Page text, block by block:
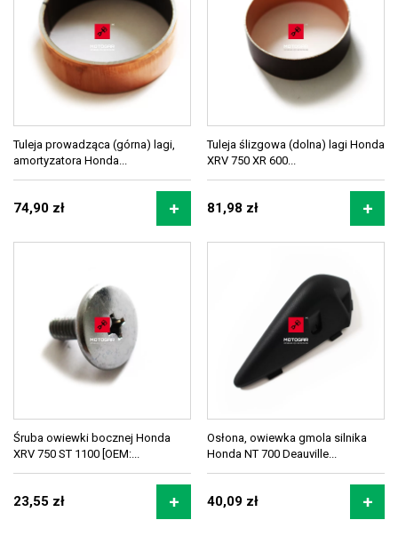
Tuleja prowadząca (górna) lagi,
amortyzatora Honda...
74,90 zł
Tuleja ślizgowa (dolna) lagi Honda
XRV 750 XR 600...
81,98 zł
Śruba owiewki bocznej Honda
XRV 750 ST 1100 [OEM:...
23,55 zł
Osłona, owiewka gmola silnika
Honda NT 700 Deauville...
40,09 zł